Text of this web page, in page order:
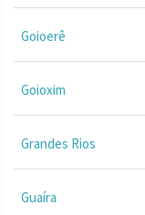
Goioerê
Goioxim
Grandes Rios
Guaíra